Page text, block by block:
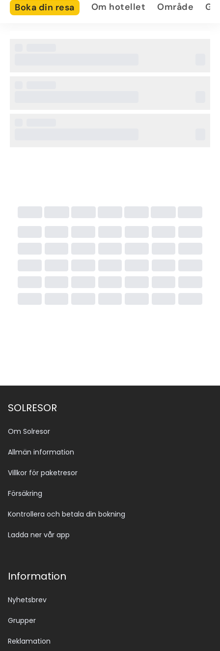
Boka din resa Om hotellet Område
SOLRESOR
Om Solresor
Allmän information
Villkor för paketresor
Försäkring
Kontrollera och betala din bokning
Ladda ner vår app
Information
Nyhetsbrev
Grupper
Reklamation